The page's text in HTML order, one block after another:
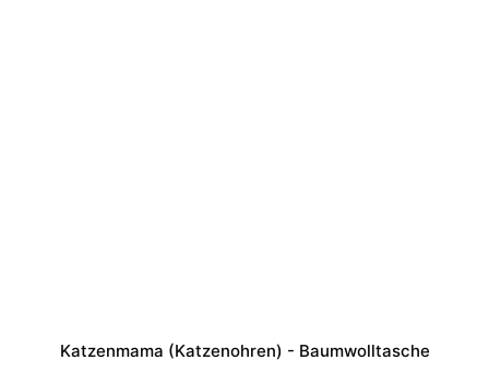
Katzenmama (Katzenohren) - Baumwolltasche